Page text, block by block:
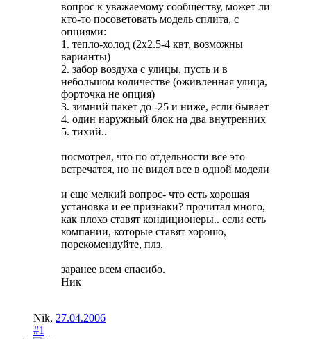
вопрос к уважаемому сообществу, может ли
кто-то посоветовать модель сплита, с
опциями:
1. тепло-холод (2х2.5-4 квт, возможны
варианты)
2. забор воздуха с улицы, пусть и в
небольшом количестве (оживленная улица,
форточка не опция)
3. зимний пакет до -25 и ниже, если бывает
4. один наружный блок на два внутренних
5. тихий..
посмотрел, что по отдельности все это
встречатся, но не видел все в одной модели
и еще мелкий вопрос- что есть хорошая
установка и ее признаки? прочитал много,
как плохо ставят кондиционеры.. если есть
компании, которые ставят хорошо,
порекомендуйте, плз.
заранее всем спасибо.
Ник
Nik, 27.04.2006
#1